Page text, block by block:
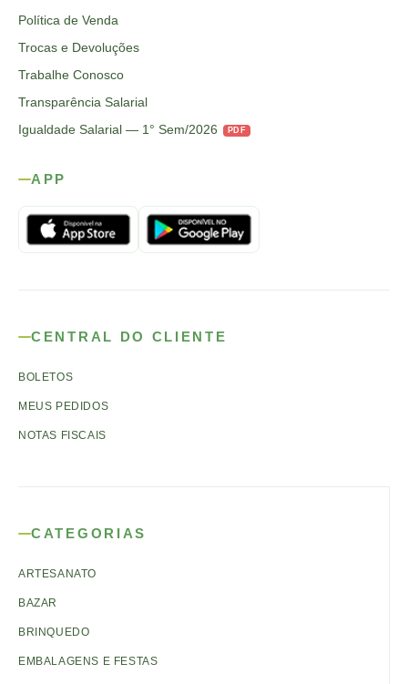
Política de Venda
Trocas e Devoluções
Trabalhe Conosco
Transparência Salarial
Igualdade Salarial — 1° Sem/2026
PDF
APP
CENTRAL DO CLIENTE
BOLETOS
MEUS PEDIDOS
NOTAS FISCAIS
CATEGORIAS
ARTESANATO
BAZAR
BRINQUEDO
EMBALAGENS E FESTAS